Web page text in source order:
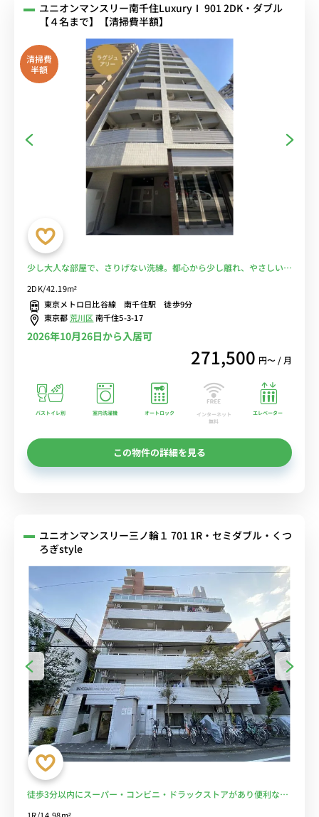
ユニオンマンスリー南千住LuxuryⅠ 901 2DK・ダブル
【４名まで】【清掃費半額】
清掃費
半額
少し大人な部屋で、さりげない洗練。都心から少し離れ、やさしいフ
2DK/42.19m²
東京メトロ日比谷線 南千住駅 徒歩9分
東京都荒川区南千住5-3-17
2026年10月26日から入居可
271,500 円〜 / 月
バストイレ別 室内洗濯機 オートロック
インターネット
無料
エレベーター
この物件の詳細を見る
ユニオンマンスリー三ノ輪１ 701 1R・セミダブル・くつ
ろぎstyle
徒歩3分以内にスーパー・コンビニ・ドラックストアがあり便利なエ